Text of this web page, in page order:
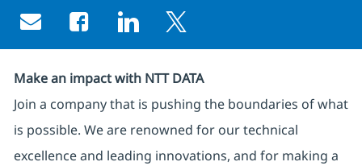
Share via email
Share via Facebook
Share via LinkedIn
Share via twitter
Make an impact with NTT DATA
Join a company that is pushing the boundaries of what
is possible. We are renowned for our technical
excellence and leading innovations, and for making a